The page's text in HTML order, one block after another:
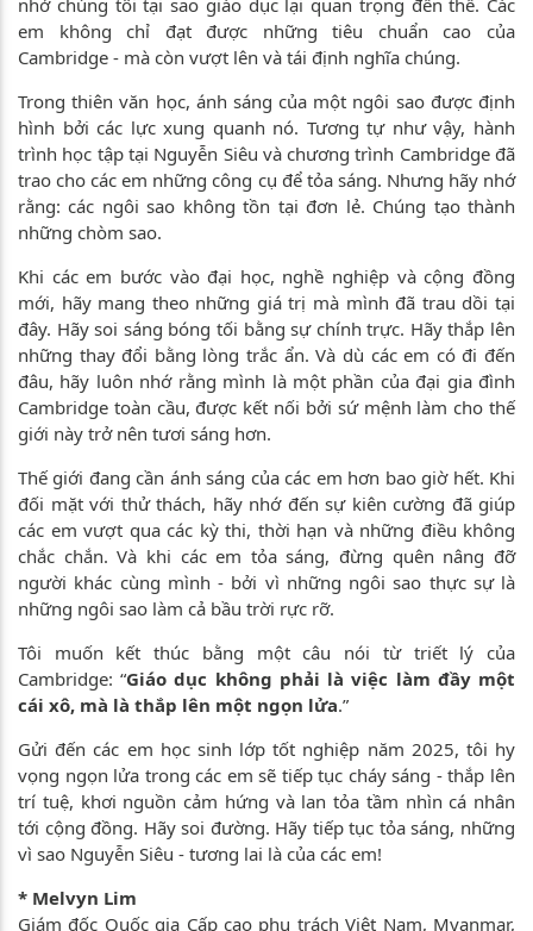
nhở chúng tôi tại sao giáo dục lại quan trọng đến thế. Các
em không chỉ đạt được những tiêu chuẩn cao của
Cambridge - mà còn vượt lên và tái định nghĩa chúng.
Trong thiên văn học, ánh sáng của một ngôi sao được định
hình bởi các lực xung quanh nó. Tương tự như vậy, hành
trình học tập tại Nguyễn Siêu và chương trình Cambridge đã
trao cho các em những công cụ để tỏa sáng. Nhưng hãy nhớ
rằng: các ngôi sao không tồn tại đơn lẻ. Chúng tạo thành
những chòm sao.
Khi các em bước vào đại học, nghề nghiệp và cộng đồng
mới, hãy mang theo những giá trị mà mình đã trau dồi tại
đây. Hãy soi sáng bóng tối bằng sự chính trực. Hãy thắp lên
những thay đổi bằng lòng trắc ẩn. Và dù các em có đi đến
đâu, hãy luôn nhớ rằng mình là một phần của đại gia đình
Cambridge toàn cầu, được kết nối bởi sứ mệnh làm cho thế
giới này trở nên tươi sáng hơn.
Thế giới đang cần ánh sáng của các em hơn bao giờ hết. Khi
đối mặt với thử thách, hãy nhớ đến sự kiên cường đã giúp
các em vượt qua các kỳ thi, thời hạn và những điều không
chắc chắn. Và khi các em tỏa sáng, đừng quên nâng đỡ
người khác cùng mình - bởi vì những ngôi sao thực sự là
những ngôi sao làm cả bầu trời rực rỡ.
Tôi muốn kết thúc bằng một câu nói từ triết lý của
Cambridge: “Giáo dục không phải là việc làm đầy một
cái xô, mà là thắp lên một ngọn lửa.”
Gửi đến các em học sinh lớp tốt nghiệp năm 2025, tôi hy
vọng ngọn lửa trong các em sẽ tiếp tục cháy sáng - thắp lên
trí tuệ, khơi nguồn cảm hứng và lan tỏa tầm nhìn cá nhân
tới cộng đồng. Hãy soi đường. Hãy tiếp tục tỏa sáng, những
vì sao Nguyễn Siêu - tương lai là của các em!
* Melvyn Lim
Giám đốc Quốc gia Cấp cao phụ trách Việt Nam, Myanmar,